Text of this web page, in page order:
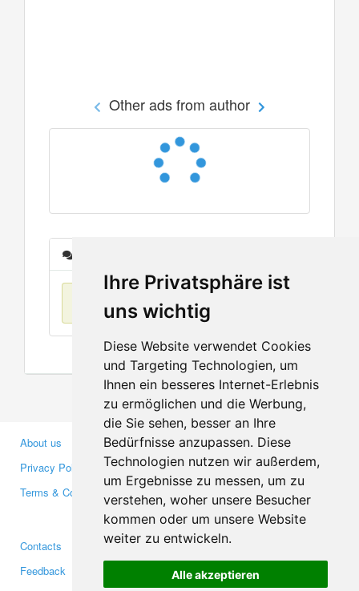
Ihre Privatsphäre ist
uns wichtig
Diese Website verwendet Cookies
und Targeting Technologien, um
Ihnen ein besseres Internet-Erlebnis
zu ermöglichen und die Werbung,
die Sie sehen, besser an Ihre
Bedürfnisse anzupassen. Diese
Technologien nutzen wir außerdem,
um Ergebnisse zu messen, um zu
verstehen, woher unsere Besucher
kommen oder um unsere Website
weiter zu entwickeln.
Alle akzeptieren
Other ads from author
No items found
About us
Privacy Policy
Terms & Conditions
Business Partners
Investors
Media
Contacts
Feedback
Facebook
Twitter